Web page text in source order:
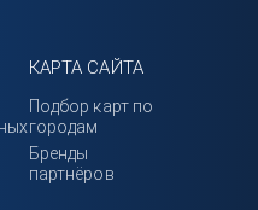
КАРТА САЙТА
Подбор карт по
городам
Бренды
партнёров